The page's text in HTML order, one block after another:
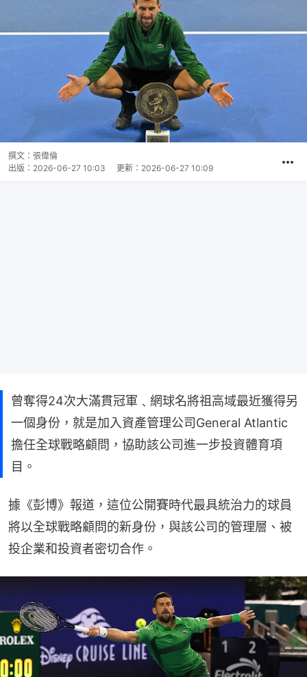
撰文： 張偉倫
出版： 2026-06-27 10:03 更新： 2026-06-27 10:09
曾奪得24次大滿貫冠軍﹑網球名將祖高域最近獲得另
一個身份，就是加入資產管理公司General Atlantic
擔任全球戰略顧問，協助該公司進一步投資體育項
目。
據《彭博》報道，這位公開賽時代最具統治力的球員
將以全球戰略顧問的新身份，與該公司的管理層、被
投企業和投資者密切合作。